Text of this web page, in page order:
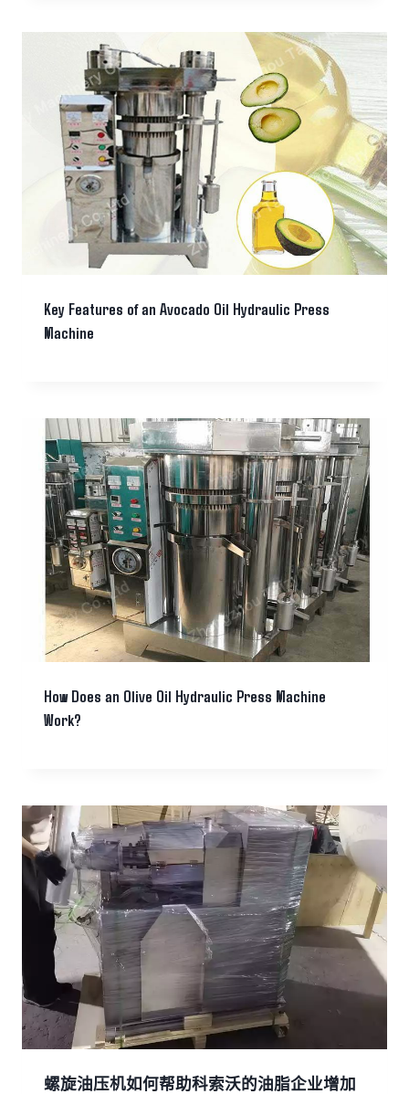
Key Features of an Avocado Oil Hydraulic Press
Machine
How Does an Olive Oil Hydraulic Press Machine
Work?
螺旋油压机如何帮助科索沃的油脂企业增加